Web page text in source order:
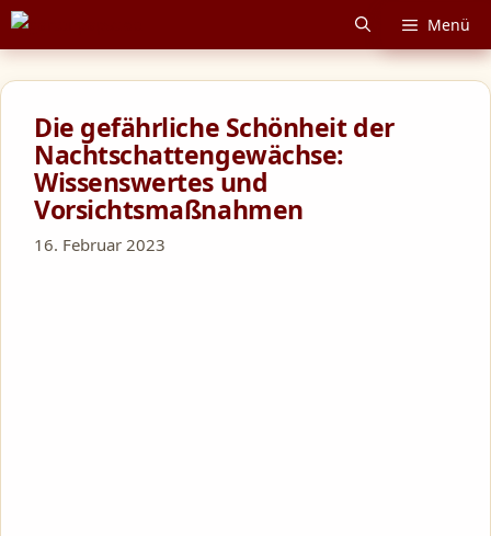
Zum
Inhalt
springen
Menü
Die gefährliche Schönheit der
Nachtschattengewächse:
Wissenswertes und
Vorsichtsmaßnahmen
16. Februar 2023